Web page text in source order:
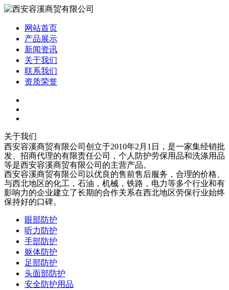
网站首页
产品展示
新闻资讯
关于我们
联系我们
资质荣誉
关于我们
西安容溪商贸有限公司创立于2010年2月1日，是一家集经销批
发、招商代理的有限责任公司，个人防护劳保用品和洗涤用品
等是西安容溪商贸有限公司的主营产品。
西安容溪商贸有限公司以优良的售前售后服务，合理的价格、
与西北地区的化工，石油，机械，铁路，电力等多个行业和有
影响力的企业建立了长期的合作关系在西北地区劳保行业始终
保持好的口碑。
眼部防护
听力防护
手部防护
躯体防护
足部防护
头面部防护
安全防护用品